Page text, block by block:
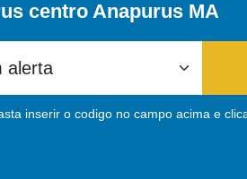
centro Anapurus MA
inserir o codigo no campo acima e